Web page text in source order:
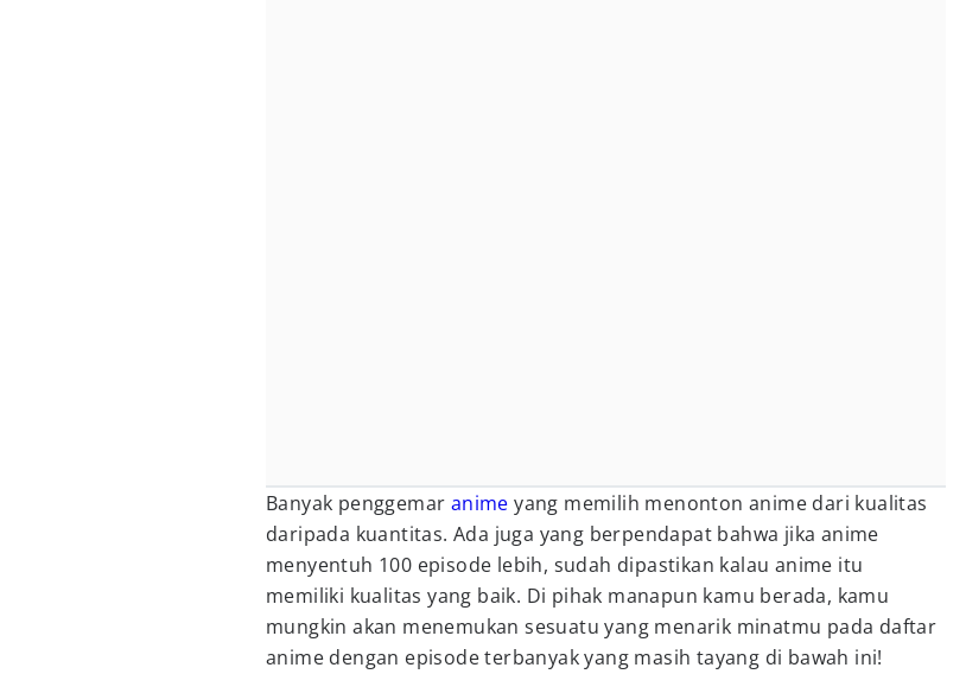
Banyak penggemar anime yang memilih menonton anime dari kualitas
daripada kuantitas. Ada juga yang berpendapat bahwa jika anime
menyentuh 100 episode lebih, sudah dipastikan kalau anime itu
memiliki kualitas yang baik. Di pihak manapun kamu berada, kamu
mungkin akan menemukan sesuatu yang menarik minatmu pada daftar
anime dengan episode terbanyak yang masih tayang di bawah ini!